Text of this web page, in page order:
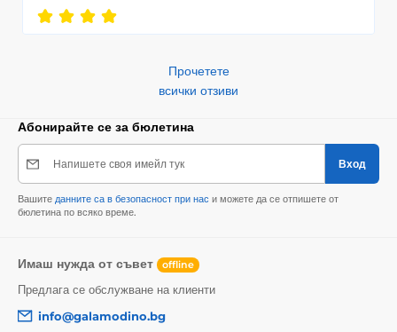
Прочетете
всички отзиви
Абонирайте се за бюлетина
Напишете своя имейл тук Вход
Вашите данните са в безопасност при нас и можете да се отпишете от
бюлетина по всяко време.
Имаш нужда от съвет offline
Предлага се обслужване на клиенти
info@galamodino.bg